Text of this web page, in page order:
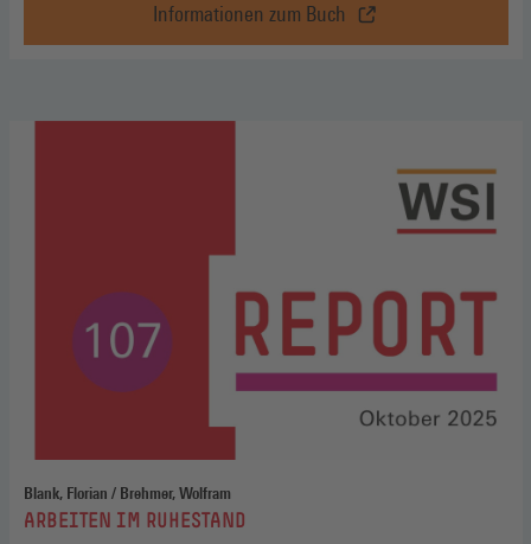
Informationen zum Buch
Betriebliches
Eingliederungsmanagement:
Buch
in
einem
neuen
Blank, Florian / Brehmer, Wolfram
:ARBEITEN IM RUHESTAND